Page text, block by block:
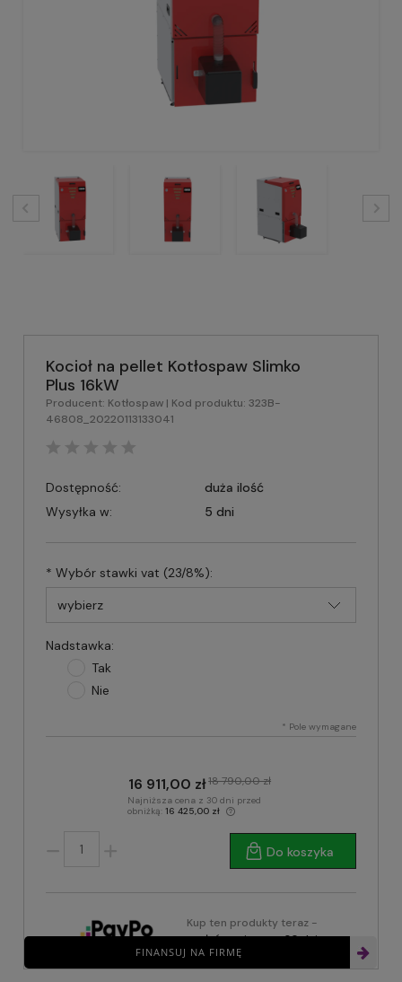
Kocioł na pellet Kotłospaw Slimko
Plus 16kW
Producent: Kotłospaw | Kod produktu: 323B-
46808_20220113133041
Dostępność:
duża ilość
Wysyłka w:
5 dni
* Wybór stawki vat (23/8%):
Nadstawka:
Tak
Nie
* Pole wymagane
16 911,00 zł18 790,00 zł
Najniższa cena z 30 dni przed
obniżką: 16 425,00 zł
Do koszyka
FINANSUJ NA FIRMĘ
Kup ten produkty teraz -
zapłać za niego za 30 dni